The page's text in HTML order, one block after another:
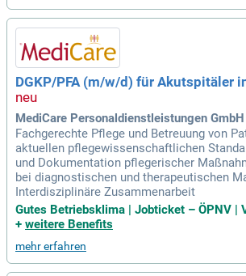
DGKP/PFA (m/w/d) für Akutspitäler
MediCare Personaldienstleistungen
Fachgerechte Pflege und Betreuung von
aktuellen pflegewissenschaftlichen
und Dokumentation pflegerischer
bei diagnostischen und therapeutischen
Interdisziplinäre Zusammenarbeit
Gutes Betriebsklima | Jobticket – ÖPNV |
+ weitere Benefits
mehr erfahren